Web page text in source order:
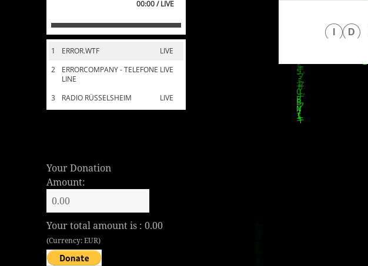
00:00 / LIVE
1 LIVE
ERROR.WTF
2
LIVE
ERRORCOMPANY - TELEFONE
LINE
3
LIVE
RADIO RÜSSELSHEIM
Your Donation
Amount:
Your total amount is :0.00
(Currency: EUR)
D